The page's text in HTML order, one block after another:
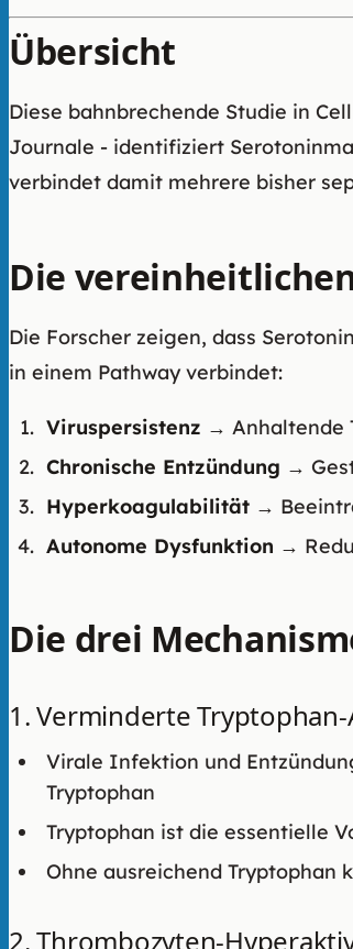
Übersicht
Diese bahnbrechende Studie in
Journale - identifiziert
verbindet damit mehrere bisher
Die
Die Forscher zeigen, dass
in einem Pathway verbindet:
Viruspersistenz → Anhaltende
Chronische Entzündung →
Hyperkoagulabilität →
Autonome Dysfunktion →
Die drei
1. Verminderte
Virale Infektion und
Tryptophan
Tryptophan ist die essentielle
Ohne ausreichend Tryptophan
2. Thrombozyten-